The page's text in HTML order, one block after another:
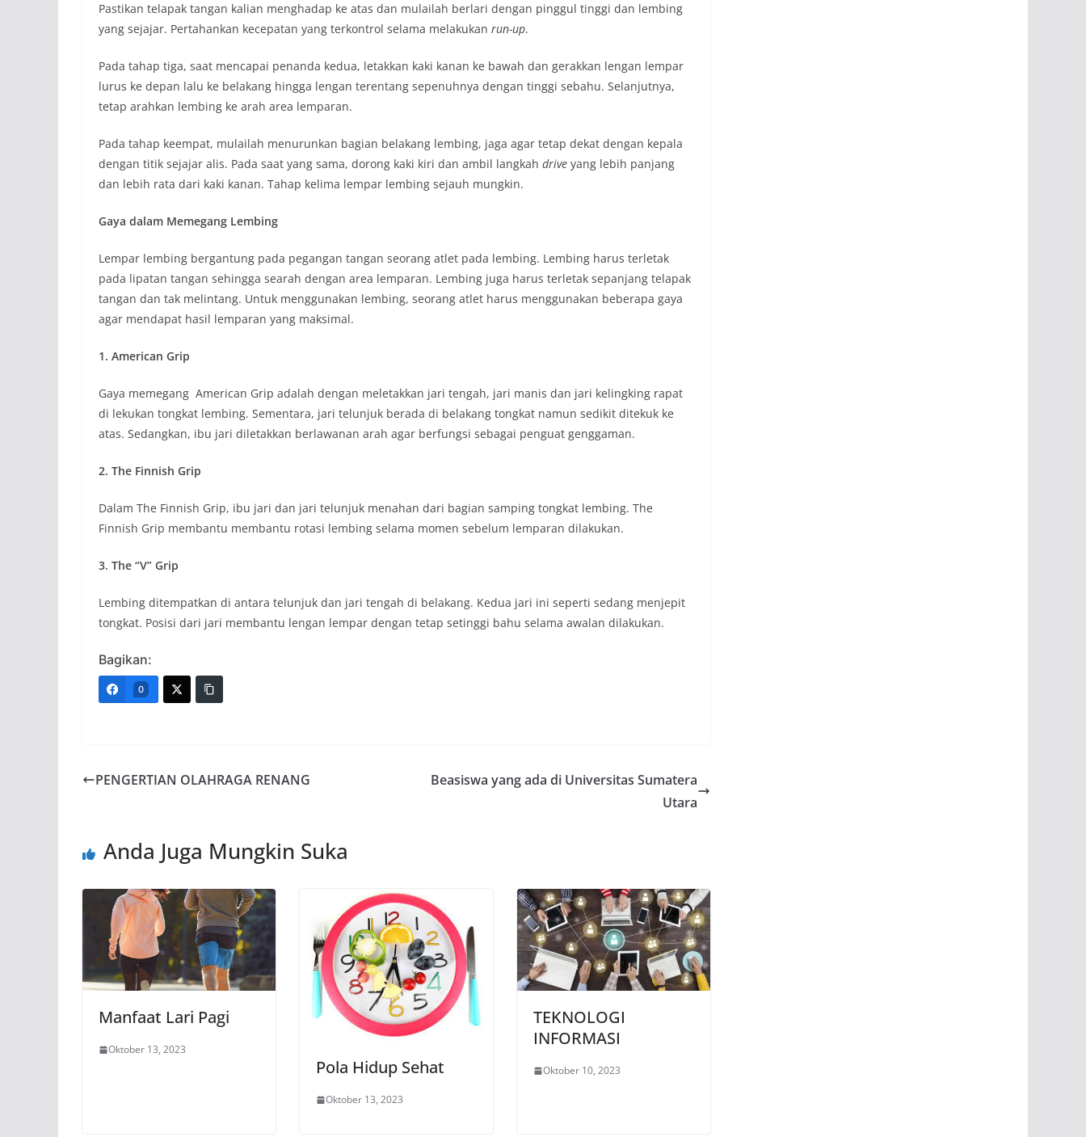
Pastikan telapak tangan kalian menghadap ke atas dan mulailah berlari dengan pinggul tinggi dan lembing
yang sejajar. Pertahankan kecepatan yang terkontrol selama melakukan run-up.
Pada tahap tiga, saat mencapai penanda kedua, letakkan kaki kanan ke bawah dan gerakkan lengan lempar
lurus ke depan lalu ke belakang hingga lengan terentang sepenuhnya dengan tinggi sebahu. Selanjutnya,
tetap arahkan lembing ke arah area lemparan.
Pada tahap keempat, mulailah menurunkan bagian belakang lembing, jaga agar tetap dekat dengan kepala
dengan titik sejajar alis. Pada saat yang sama, dorong kaki kiri dan ambil langkah drive yang lebih panjang
dan lebih rata dari kaki kanan. Tahap kelima lempar lembing sejauh mungkin.
Gaya dalam Memegang Lembing
Lempar lembing bergantung pada pegangan tangan seorang atlet pada lembing. Lembing harus terletak
pada lipatan tangan sehingga searah dengan area lemparan. Lembing juga harus terletak sepanjang telapak
tangan dan tak melintang. Untuk menggunakan lembing, seorang atlet harus menggunakan beberapa gaya
agar mendapat hasil lemparan yang maksimal.
1. American Grip
Gaya memegang American Grip adalah dengan meletakkan jari tengah, jari manis dan jari kelingking rapat
di lekukan tongkat lembing. Sementara, jari telunjuk berada di belakang tongkat namun sedikit ditekuk ke
atas. Sedangkan, ibu jari diletakkan berlawanan arah agar berfungsi sebagai penguat genggaman.
2. The Finnish Grip
Dalam The Finnish Grip, ibu jari dan jari telunjuk menahan dari bagian samping tongkat lembing. The
Finnish Grip membantu membantu rotasi lembing selama momen sebelum lemparan dilakukan.
3. The “V” Grip
Lembing ditempatkan di antara telunjuk dan jari tengah di belakang. Kedua jari ini seperti sedang menjepit
tongkat. Posisi dari jari membantu lengan lempar dengan tetap setinggi bahu selama awalan dilakukan.
Bagikan:
0
PENGERTIAN OLAHRAGA RENANG
Beasiswa yang ada di Universitas Sumatera
Utara
Anda Juga Mungkin Suka
Manfaat Lari Pagi
Oktober 13, 2023
Pola Hidup Sehat
Oktober 13, 2023
TEKNOLOGI
INFORMASI
Oktober 10, 2023